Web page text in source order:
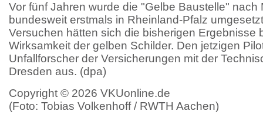
Vor fünf Jahren wurde die "Gelbe Baustelle" nach
bundesweit erstmals in Rheinland-Pfalz
Versuchen hätten sich die bisherigen Ergebnisse
Wirksamkeit der gelben Schilder. Den jetzigen
Unfallforscher der Versicherungen mit der
Dresden aus. (dpa)
Copyright © 2026 VKUonline.de
(Foto: Tobias Volkenhoff / RWTH Aachen)